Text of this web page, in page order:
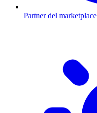
Partner del marketplace